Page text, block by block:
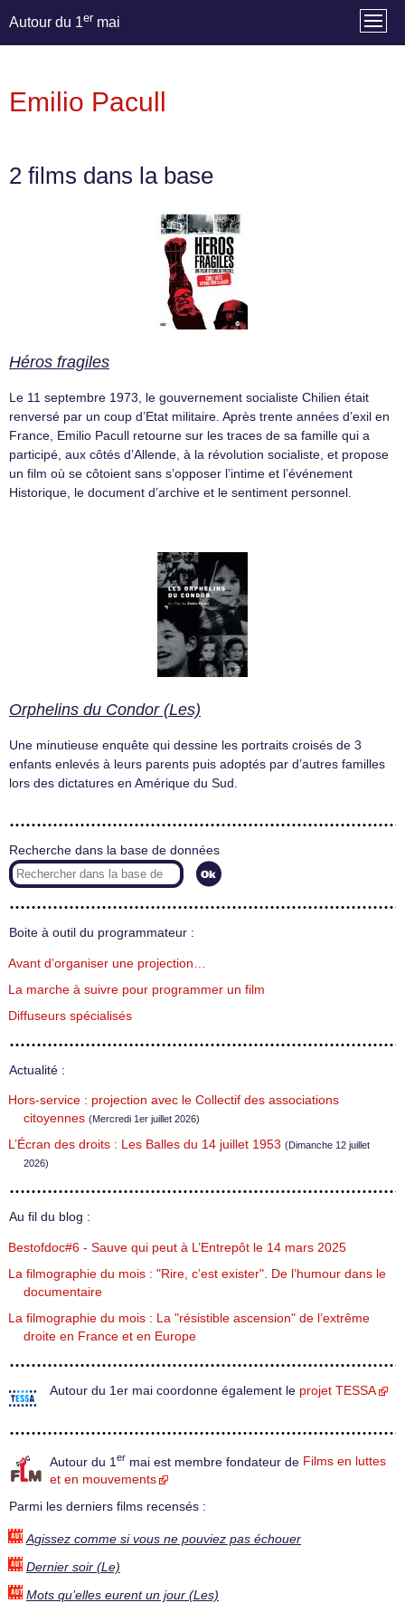
Autour du 1er mai
Emilio Pacull
2 films dans la base
Héros fragiles
Le 11 septembre 1973, le gouvernement socialiste Chilien était
renversé par un coup d’Etat militaire. Après trente années d’exil en
France, Emilio Pacull retourne sur les traces de sa famille qui a
participé, aux côtés d’Allende, à la révolution socialiste, et propose
un film où se côtoient sans s’opposer l’intime et l’événement
Historique, le document d’archive et le sentiment personnel.
Orphelins du Condor (Les)
Une minutieuse enquête qui dessine les portraits croisés de 3
enfants enlevés à leurs parents puis adoptés par d’autres familles
lors des dictatures en Amérique du Sud.
Recherche dans la base de données
Boite à outil du programmateur :
Avant d’organiser une projection…
La marche à suivre pour programmer un film
Diffuseurs spécialisés
Actualité :
Hors-service : projection avec le Collectif des associations
citoyennes (Mercredi 1er juillet 2026)
L’Écran des droits : Les Balles du 14 juillet 1953 (Dimanche 12 juillet
2026)
Au fil du blog :
Bestofdoc#6 - Sauve qui peut à L’Entrepôt le 14 mars 2025
La filmographie du mois : "Rire, c’est exister". De l’humour dans le
documentaire
La filmographie du mois : La "résistible ascension" de l’extrême
droite en France et en Europe
Autour du 1er mai coordonne également le projet TESSA
Autour du 1 er mai est membre fondateur de Films en luttes
et en mouvements
Parmi les derniers films recensés :
Agissez comme si vous ne pouviez pas échouer
Dernier soir (Le)
Mots qu’elles eurent un jour (Les)